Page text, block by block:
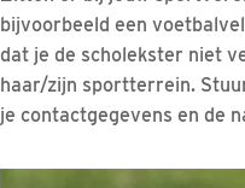
bijvoorbeeld een
dat je de scholekster niet
haar/zijn sportterrein.
je contactgegevens en de